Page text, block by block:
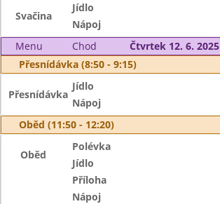
Svačina
Jídlo
Nápoj
Menu
Chod
Čtvrtek 12. 6. 2025
Přesnídávka (8:50 - 9:15)
Přesnídávka
Jídlo
Nápoj
Oběd (11:50 - 12:20)
Oběd
Polévka
Jídlo
Příloha
Nápoj